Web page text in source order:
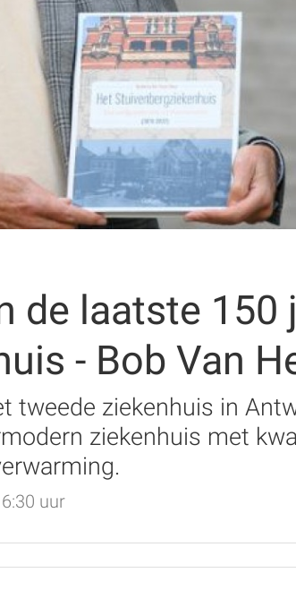
de laatste 150
- Bob Van
tweede ziekenhuis in
ziekenhuis met
uur